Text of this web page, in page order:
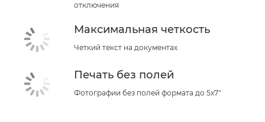
отключения
Максимальная четкость
Четкий текст на документах
Печать без полей
Фотографии без полей формата до 5x7"